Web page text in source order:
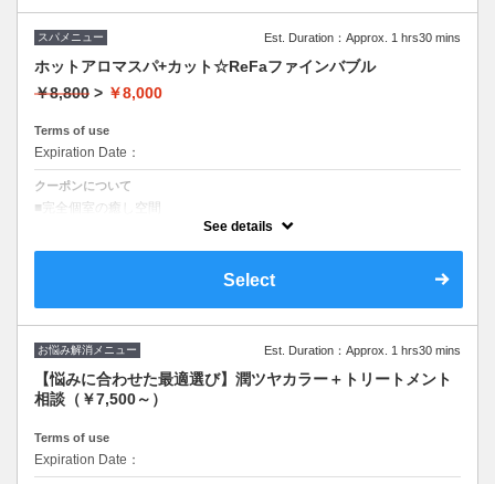
スパメニュー Est. Duration：Approx. 1 hrs30 mins
ホットアロマスパ+カット☆ReFaファインバブル
￥8,800 > ￥8,000
Terms of use
Expiration Date：
クーポンについて
■完全個室の癒し空間
■スパ時間３０分
See details
Select
お悩み解消メニュー Est. Duration：Approx. 1 hrs30 mins
【悩みに合わせた最適選び】潤ツヤカラー＋トリートメント
相談（￥7,500～）
Terms of use
Expiration Date：